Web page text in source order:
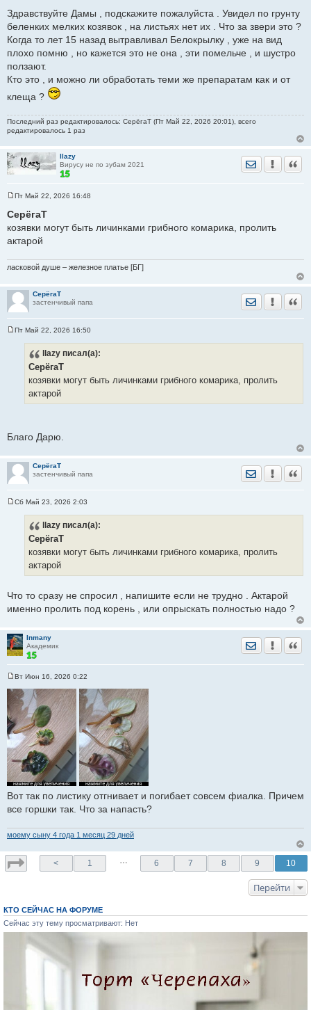
о
б
е
н
е
Здравствуйте Дамы , подскажите пожалуйста . Увидел по грунту
беленких мелких козявок , на листьях нет их . Что за звери это ?
Когда то лет 15 назад вытравливал Белокрылку , уже на вид
плохо помню , но кажется это не она , эти помельче , и шустро
ползают.
Кто это , и можно ли обработать теми же препаратам как и от
клеща ?
Последний раз редактировалось: СерёгаТ (Пт Май 22, 2026 20:01), всего
редактировалось 1 раз
llazy
Вирусу не по зубам 2021
Отправить
о
б
е
и
е
Пт Май 22, 2026 16:48
СерёгаТ
козявки могут быть личинками грибного комарика, пролить
актарой
ласковой душе – железное платье [БГ]
СерёгаТ
застенчивый папа
Отправить
Пт Май 22, 2026 16:50
llazy писал(а):
СерёгаТ
козявки могут быть личинками грибного комарика, пролить
актарой
Благо Дарю.
СерёгаТ
застенчивый папа
Отправить
Сб Май 23, 2026 2:03
llazy писал(а):
СерёгаТ
козявки могут быть личинками грибного комарика, пролить
актарой
Что то сразу не спросил , напишите если не трудно . Актарой
именно пролить под корень , или опрыскать полностью надо ?
Inmany
Академик
Отправить
о
е
н
е
Вт Июн 16, 2026 0:22
Вот так по листику отгнивает и погибает совсем фиалка. Причем
все горшки так. Что за напасть?
моему сыну 4 годa 1 месяц 29 дней
< 1 … 6 7 8 9 10
Перейти
КТО СЕЙЧАС НА ФОРУМЕ
Сейчас эту тему просматривают: Нет